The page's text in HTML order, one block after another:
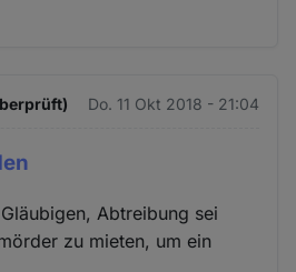
Do. 11 Okt 2018 - 21:04
Abtreibung sei
zu mieten, um ein